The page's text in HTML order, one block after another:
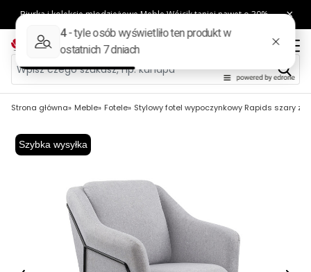
Strona główna Meble Fotele Stylowy fotel wypoczynkowy Rapids szary z
Szybka wysyłka